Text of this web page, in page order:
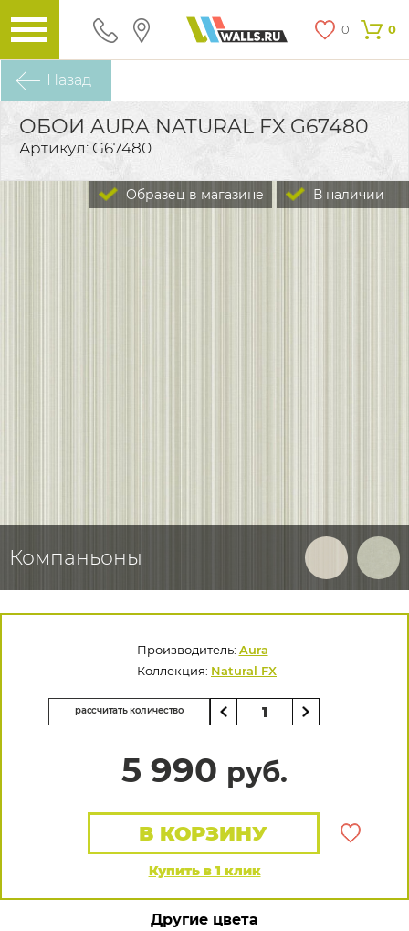
0 0
Назад
ОБОИ AURA NATURAL FX G67480
Артикул: G67480
В наличии
Образец в магазине
Компаньоны
Производитель: Aura
Коллекция: Natural FX
рассчитать количество
5 990 руб.
Купить в 1 клик
В КОРЗИНУ
Другие цвета